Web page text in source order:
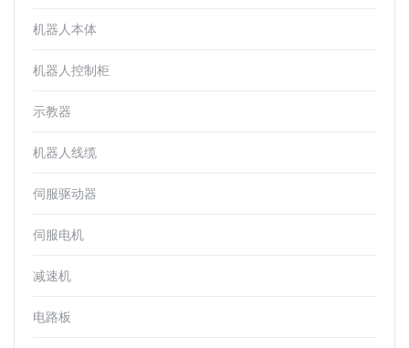
机器人本体
机器人控制柜
示教器
机器人线缆
伺服驱动器
伺服电机
减速机
电路板